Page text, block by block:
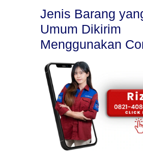
Jenis Barang
Umum Dikirim
Menggunakan